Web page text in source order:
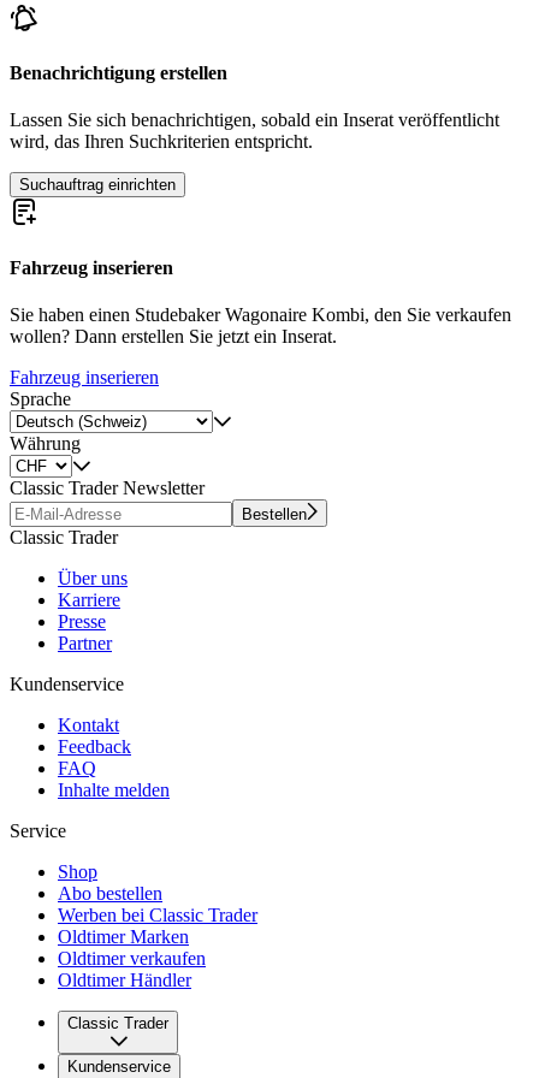
Benachrichtigung erstellen
Lassen Sie sich benachrichtigen, sobald ein Inserat veröffentlicht
wird, das Ihren Suchkriterien entspricht.
Suchauftrag einrichten
Fahrzeug inserieren
Sie haben einen Studebaker Wagonaire Kombi, den Sie verkaufen
wollen? Dann erstellen Sie jetzt ein Inserat.
Fahrzeug inserieren
Sprache
Währung
Classic Trader Newsletter
Bestellen
Classic Trader
Über uns
Karriere
Presse
Partner
Kundenservice
Kontakt
Feedback
FAQ
Inhalte melden
Service
Shop
Abo bestellen
Werben bei Classic Trader
Oldtimer Marken
Oldtimer verkaufen
Oldtimer Händler
Classic Trader
Über uns
Kundenservice